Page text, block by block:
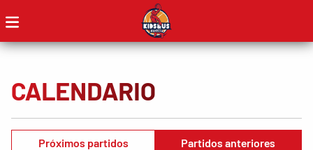
CALENDARIO
Próximos partidos Partidos anteriores